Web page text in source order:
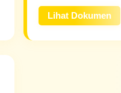
Lihat Dokumen